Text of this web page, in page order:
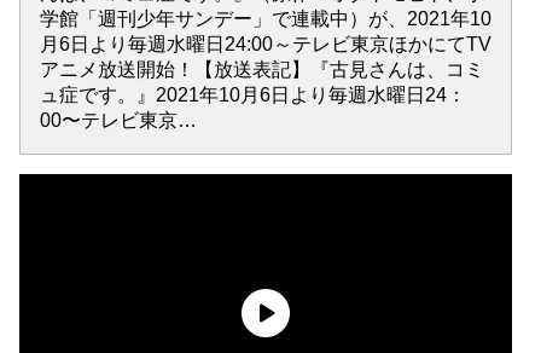
学館「週刊少年サンデー」で連載中）が、2021年10
月6日より毎週水曜日24:00～テレビ東京ほかにてTV
アニメ放送開始！【放送表記】『古見さんは、コミ
ュ症です。』2021年10月6日より毎週水曜日24：
00〜テレビ東京…